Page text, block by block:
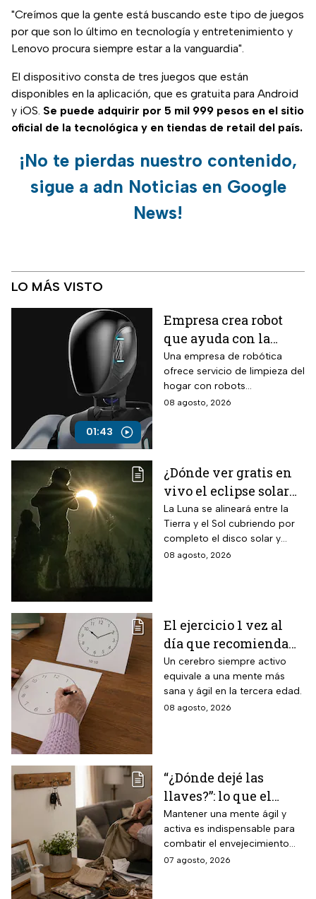
"Creímos que la gente está buscando este tipo de juegos
por que son lo último en tecnología y entretenimiento y
Lenovo procura siempre estar a la vanguardia".
El dispositivo consta de tres juegos que están
disponibles en la aplicación, que es gratuita para Android
y iOS. Se puede adquirir por 5 mil 999 pesos en el sitio
oficial de la tecnológica y en tiendas de retail del país.
¡No te pierdas nuestro contenido,
sigue a adn Noticias en Google
News!
LO MÁS VISTO
01:43
Empresa crea robot
que ayuda con la
limpieza del hogar
Una empresa de robótica
ofrece servicio de limpieza del
hogar con robots
humanoides por 30 dólares la
08 agosto, 2026
¿Dónde ver gratis en
vivo el eclipse solar
en México?
La Luna se alineará entre la
Tierra y el Sol cubriendo por
completo el disco solar y
generará oscuridad diurna, un
08 agosto, 2026
El ejercicio 1 vez al
día que recomienda
INAPAM para adultos
mayores para mejorar
la percepción motora
y la capacidad de
Un cerebro siempre activo
equivale a una mente más
sana y ágil en la tercera edad.
08 agosto, 2026
“¿Dónde dejé las
llaves?”: lo que el
INAPAM advierte
sobre los 3 olvidos
comunes que no
debes ignorar en la
Mantener una mente ágil y
activa es indispensable para
combatir el envejecimiento
natural del cerebro.
07 agosto, 2026